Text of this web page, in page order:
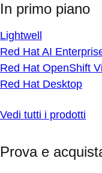
In primo piano
Lightwell
Red Hat AI
Red Hat OpenShift
Red Hat Desktop
Vedi tutti i prodotti
Prova e